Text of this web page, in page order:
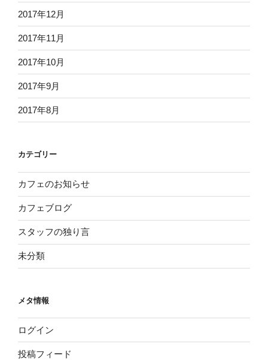
2017年12月
2017年11月
2017年10月
2017年9月
2017年8月
カテゴリー
カフェのお知らせ
カフェブログ
スタッフの独り言
未分類
メタ情報
ログイン
投稿フィード